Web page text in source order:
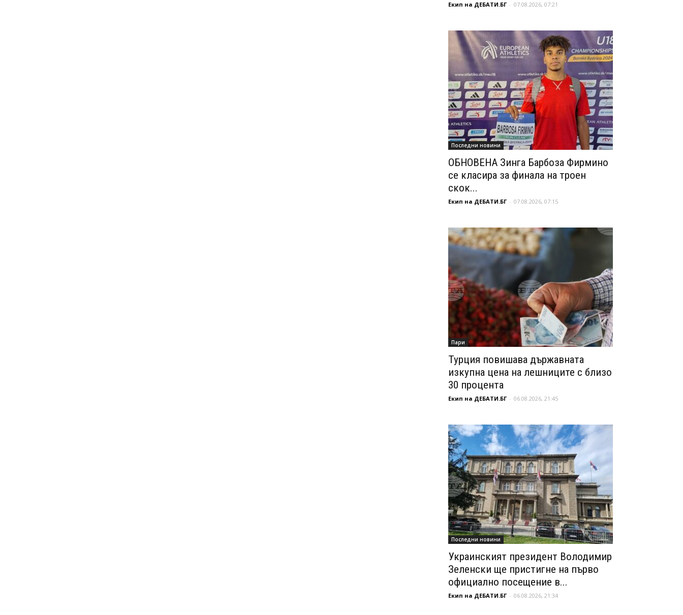
Екип на ДЕБАТИ.БГ - 07.08.2026, 07:21
Последни новини
ОБНОВЕНА Зинга Барбоза Фирмино
се класира за финала на троен
скок...
Екип на ДЕБАТИ.БГ - 07.08.2026, 07:15
Пари
Турция повишава държавната
изкупна цена на лешниците с близо
30 процента
Екип на ДЕБАТИ.БГ - 06.08.2026, 21:45
Последни новини
Украинският президент Володимир
Зеленски ще пристигне на първо
официално посещение в...
Екип на ДЕБАТИ.БГ - 06.08.2026, 21:34